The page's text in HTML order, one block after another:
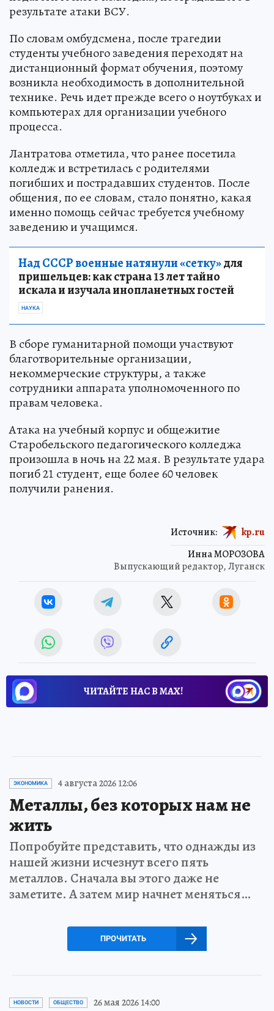
результате атаки ВСУ.
По словам омбудсмена, после трагедии
студенты учебного заведения переходят на
дистанционный формат обучения, поэтому
возникла необходимость в дополнительной
технике. Речь идет прежде всего о ноутбуках и
компьютерах для организации учебного
процесса.
Лантратова отметила, что ранее посетила
колледж и встретилась с родителями
погибших и пострадавших студентов. После
общения, по ее словам, стало понятно, какая
именно помощь сейчас требуется учебному
заведению и учащимся.
Над СССР военные натянули «сетку»для
пришельцев: как страна 13 лет тайно
искала и изучала инопланетных гостей
НАУКА
В сборе гуманитарной помощи участвуют
благотворительные организации,
некоммерческие структуры, а также
сотрудники аппарата уполномоченного по
правам человека.
Атака на учебный корпус и общежитие
Старобельского педагогического колледжа
произошла в ночь на 22 мая. В результате удара
погиб 21 студент, еще более 60 человек
получили ранения.
Инна МОРОЗОВА
Выпускающий редактор, Луганск
Источник: kp.ru
ЧИТАЙТЕ НАС В МАХ!
ЭКОНОМИКА 4 августа 2026 12:06
Металлы, без которых нам не
жить
Попробуйте представить, что однажды из
нашей жизни исчезнут всего пять
металлов. Сначала вы этого даже не
заметите. А затем мир начнет меняться…
ПРОЧИТАТЬ
НОВОСТИ ОБЩЕСТВО 26 мая 2026 14:00